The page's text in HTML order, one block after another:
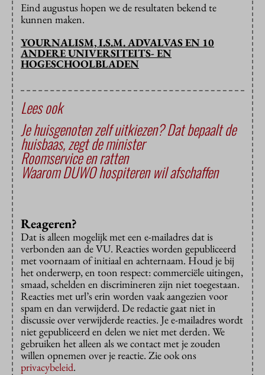
Eind augustus hopen we de resultaten bekend te
kunnen maken.
YOURNALISM, I.S.M. ADVALVAS EN 10
ANDERE UNIVERSITEITS- EN
HOGESCHOOLBLADEN
Lees ook
Je huisgenoten zelf uitkiezen? Dat bepaalt de
huisbaas, zegt de minister
Roomservice en ratten
Waarom DUWO hospiteren wil afschaffen
Reageren?
Dat is alleen mogelijk met een e-mailadres dat is
verbonden aan de VU. Reacties worden gepubliceerd
met voornaam of initiaal en achternaam. Houd je bij
het onderwerp, en toon respect: commerciële uitingen,
smaad, schelden en discrimineren zijn niet toegestaan.
Reacties met url’s erin worden vaak aangezien voor
spam en dan verwijderd. De redactie gaat niet in
discussie over verwijderde reacties. Je e-mailadres wordt
niet gepubliceerd en delen we niet met derden. We
gebruiken het alleen als we contact met je zouden
willen opnemen over je reactie. Zie ook ons
privacybeleid.